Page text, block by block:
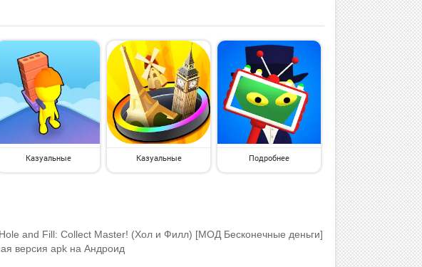
Казуальные Казуальные Подробнее
and Fill: Collect Master! (Хол и Филл) [МОД Бесконечные деньги]
версия apk на Андроид